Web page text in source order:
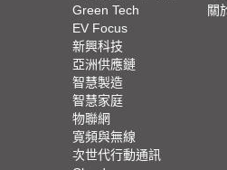
Green Tech
EV Focus
新興科技
亞洲供應鏈
智慧製造
智慧家庭
物聯網
寬頻與無線
次世代行動通訊
關